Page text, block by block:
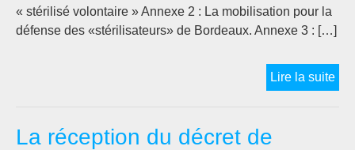
« stérilisé volontaire » Annexe 2 : La mobilisation pour la
défense des «stérilisateurs» de Bordeaux. Annexe 3 : […]
Lire la suiteLes
La réception du décret de